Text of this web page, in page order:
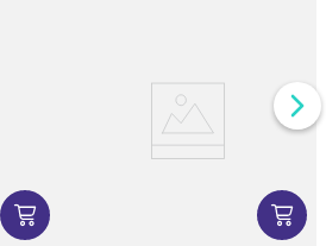
VER MAIS INFORMAÇÕES DOVER